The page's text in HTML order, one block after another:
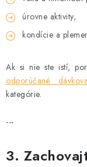
úrovne aktivity,
kondície a
Ak si nie ste istí,
odporúčané
kategórie.
---
3.